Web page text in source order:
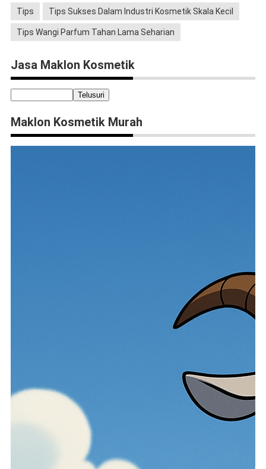
Tips Tips Sukses Dalam Industri Kosmetik Skala Kecil
Tips Wangi Parfum Tahan Lama Seharian
Jasa Maklon Kosmetik
Maklon Kosmetik Murah